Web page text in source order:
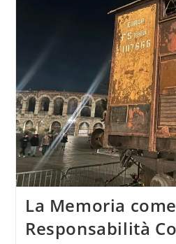
La Memoria come
Responsabilità